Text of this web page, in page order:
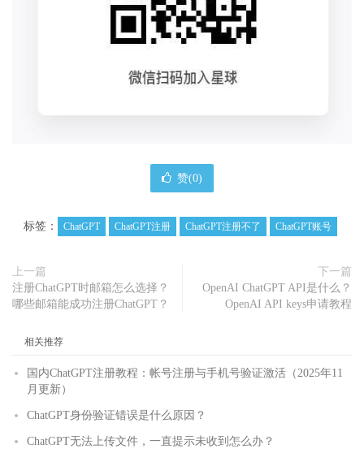
赞(0)
标签： ChatGPT ChatGPT注册 ChatGPT注册不了 ChatGPT账号
上一篇
注册ChatGPT时邮箱怎么选择？
哪些邮箱能成功注册ChatGPT？
下一篇
OpenAI ChatGPT API是什么？
OpenAI API keys申请教程
相关推荐
国内ChatGPT注册教程：帐号注册与手机号验证激活（2025年11
月更新）
ChatGPT身份验证错误是什么原因？
ChatGPT无法上传文件，一直提示未收到怎么办？